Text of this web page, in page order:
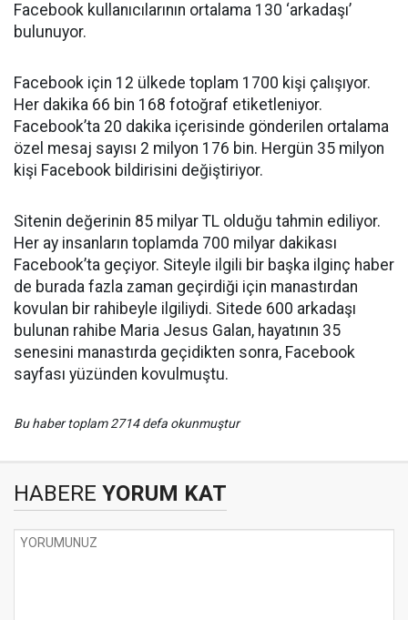
Facebook kullanıcılarının ortalama 130 ‘arkadaşı’
bulunuyor.
Facebook için 12 ülkede toplam 1700 kişi çalışıyor.
Her dakika 66 bin 168 fotoğraf etiketleniyor.
Facebook’ta 20 dakika içerisinde gönderilen ortalama
özel mesaj sayısı 2 milyon 176 bin. Hergün 35 milyon
kişi Facebook bildirisini değiştiriyor.
Sitenin değerinin 85 milyar TL olduğu tahmin ediliyor.
Her ay insanların toplamda 700 milyar dakikası
Facebook’ta geçiyor. Siteyle ilgili bir başka ilginç haber
de burada fazla zaman geçirdiği için manastırdan
kovulan bir rahibeyle ilgiliydi. Sitede 600 arkadaşı
bulunan rahibe Maria Jesus Galan, hayatının 35
senesini manastırda geçidikten sonra, Facebook
sayfası yüzünden kovulmuştu.
Bu haber toplam 2714 defa okunmuştur
HABERE YORUM KAT